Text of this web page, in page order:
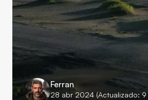
Ferran
28 abr 2024 (Actualizado: